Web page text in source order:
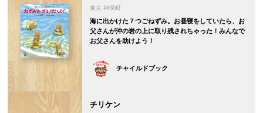
東京 神保町
海に出かけた７つごねずみ。お昼寝をしていたら、お
父さんが沖の岩の上に取り残されちゃった！みんなで
お父さんを助けよう！
チャイルドブック
チリケン